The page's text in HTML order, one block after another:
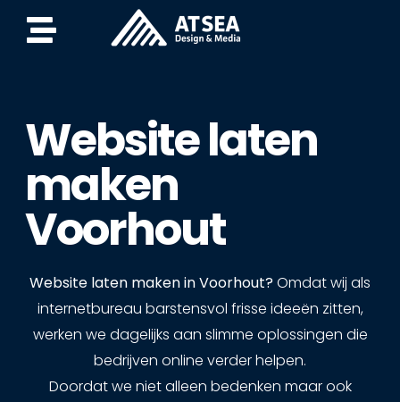
Website laten
maken
Voorhout
Website laten maken in Voorhout?Omdat wij als
internetbureau barstensvol frisse ideeën zitten,
werken we dagelijks aan slimme oplossingen die
bedrijven online verder helpen.
Doordat we niet alleen bedenken maar ook